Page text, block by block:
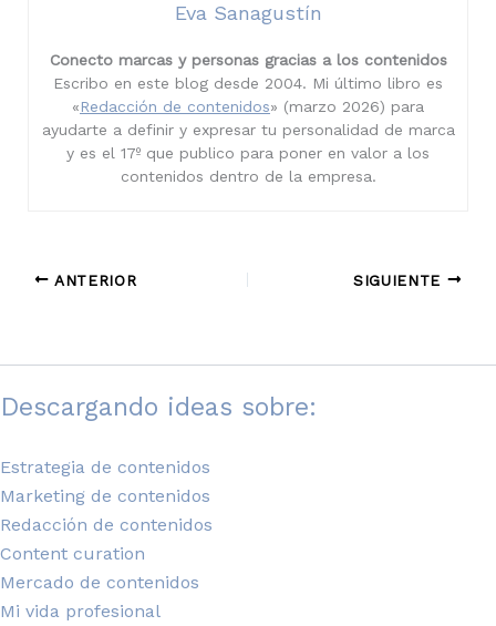
Eva Sanagustín
Conecto marcas y personas gracias a los contenidos
Escribo en este blog desde 2004. Mi último libro es
«Redacción de contenidos» (marzo 2026) para
ayudarte a definir y expresar tu personalidad de marca
y es el 17º que publico para poner en valor a los
contenidos dentro de la empresa.
ANTERIOR SIGUIENTE
Descargando ideas sobre:
Estrategia de contenidos
Marketing de contenidos
Redacción de contenidos
Content curation
Mercado de contenidos
Mi vida profesional